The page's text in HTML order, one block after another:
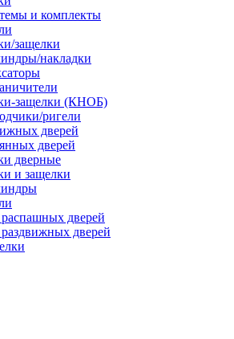
и комплекты
защелки
накладки
защелки (КНОБ)
ригели
дверей
дверей
дверные
и защелки
дверей
дверей